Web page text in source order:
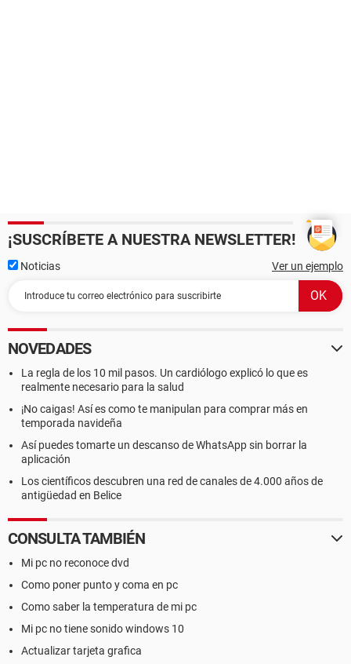
¡SUSCRÍBETE A NUESTRA NEWSLETTER!
Noticias Ver un ejemplo
NOVEDADES
La regla de los 10 mil pasos. Un cardiólogo explicó lo que es
realmente necesario para la salud
¡No caigas! Así es como te manipulan para comprar más en
temporada navideña
Así puedes tomarte un descanso de WhatsApp sin borrar la
aplicación
Los científicos descubren una red de canales de 4.000 años de
antigüedad en Belice
CONSULTA TAMBIÉN
Mi pc no reconoce dvd
Como poner punto y coma en pc
Como saber la temperatura de mi pc
Mi pc no tiene sonido windows 10
Actualizar tarjeta grafica